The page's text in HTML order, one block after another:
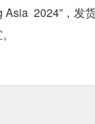
Asia  2024”，